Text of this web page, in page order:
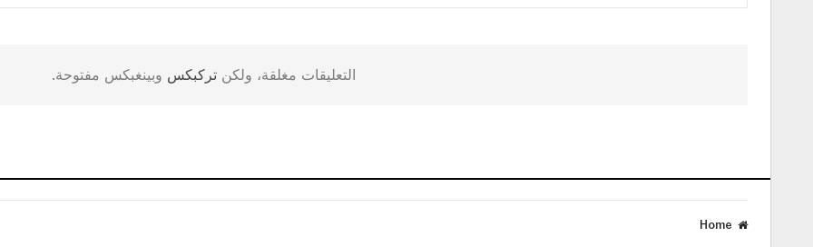
التعليقات مغلقة، ولكنتركبكس وبينغبكس مفتوحة.
Home